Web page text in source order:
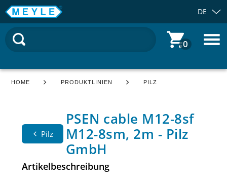
DE
0
HOME PRODUKTLINIEN PILZ
Pilz
PSEN cable M12-8sf
M12-8sm, 2m - Pilz
GmbH
Artikelbeschreibung